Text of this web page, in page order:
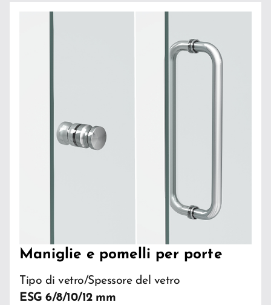
Maniglie e pomelli per porte
Tipo di vetro/Spessore del vetro
ESG 6/8/10/12 mm